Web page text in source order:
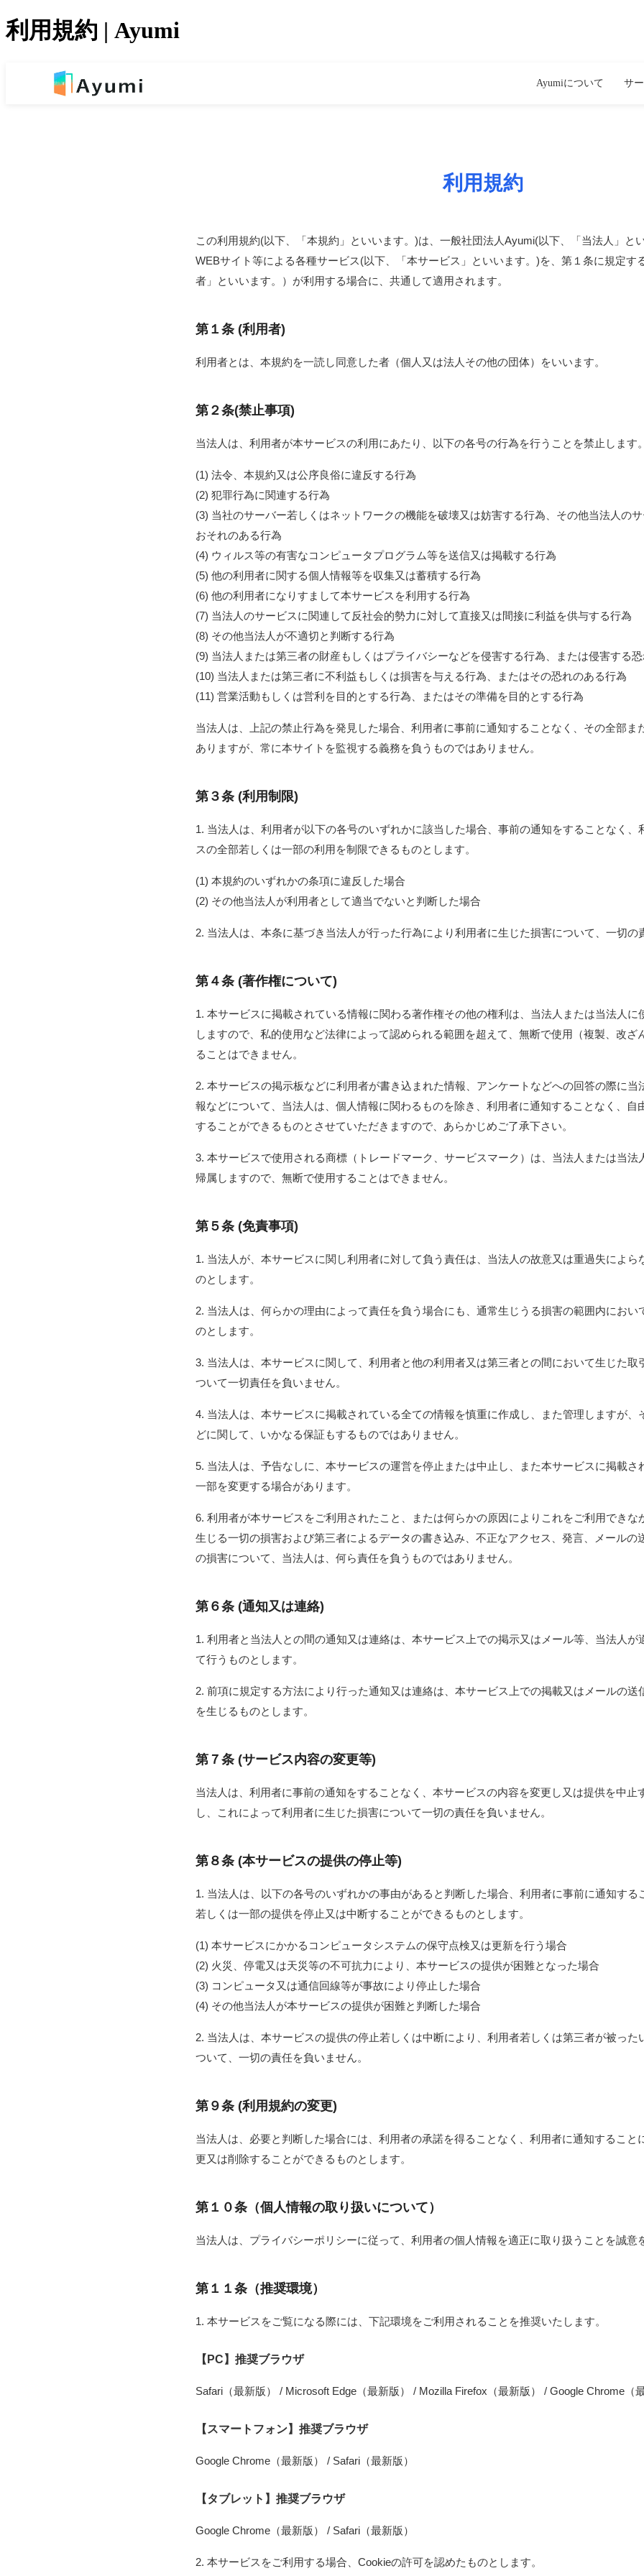
利用規約 | Ayumi
Ayumiについて サ
利用規約
この利用規約(以下、「本規約」といいます。)は、一般社団法人Ayumi(以下、「当法人」と
WEBサイト等による各種サービス(以下、「本サービス」といいます。)を、第１条に規定す
者」といいます。）が利用する場合に、共通して適用されます。
第１条 (利用者)
利用者とは、本規約を一読し同意した者（個人又は法人その他の団体）をいいます。
第２条(禁止事項)
当法人は、利用者が本サービスの利用にあたり、以下の各号の行為を行うことを禁止します。
(1) 法令、本規約又は公序良俗に違反する行為
(2) 犯罪行為に関連する行為
(3) 当社のサーバー若しくはネットワークの機能を破壊又は妨害する行為、その他当法人の
おそれのある行為
(4) ウィルス等の有害なコンピュータプログラム等を送信又は掲載する行為
(5) 他の利用者に関する個人情報等を収集又は蓄積する行為
(6) 他の利用者になりすまして本サービスを利用する行為
(7) 当法人のサービスに関連して反社会的勢力に対して直接又は間接に利益を供与する行為
(8) その他当法人が不適切と判断する行為
(9) 当法人または第三者の財産もしくはプライバシーなどを侵害する行為、または侵害する
(10) 当法人または第三者に不利益もしくは損害を与える行為、またはその恐れのある行為
(11) 営業活動もしくは営利を目的とする行為、またはその準備を目的とする行為
当法人は、上記の禁止行為を発見した場合、利用者に事前に通知することなく、その全部ま
ありますが、常に本サイトを監視する義務を負うものではありません。
第３条 (利用制限)
1. 当法人は、利用者が以下の各号のいずれかに該当した場合、事前の通知をすることなく、
スの全部若しくは一部の利用を制限できるものとします。
(1) 本規約のいずれかの条項に違反した場合
(2) その他当法人が利用者として適当でないと判断した場合
2. 当法人は、本条に基づき当法人が行った行為により利用者に生じた損害について、一切の
第４条 (著作権について)
1. 本サービスに掲載されている情報に関わる著作権その他の権利は、当法人または当法人に
しますので、私的使用など法律によって認められる範囲を超えて、無断で使用（複製、改ざ
ることはできません。
2. 本サービスの掲示板などに利用者が書き込まれた情報、アンケートなどへの回答の際に当
報などについて、当法人は、個人情報に関わるものを除き、利用者に通知することなく、自
することができるものとさせていただきますので、あらかじめご了承下さい。
3. 本サービスで使用される商標（トレードマーク、サービスマーク）は、当法人または当法
帰属しますので、無断で使用することはできません。
第５条 (免責事項)
1. 当法人が、本サービスに関し利用者に対して負う責任は、当法人の故意又は重過失によら
のとします。
2. 当法人は、何らかの理由によって責任を負う場合にも、通常生じうる損害の範囲内におい
のとします。
3. 当法人は、本サービスに関して、利用者と他の利用者又は第三者との間において生じた取
ついて一切責任を負いません。
4. 当法人は、本サービスに掲載されている全ての情報を慎重に作成し、また管理しますが、
どに関して、いかなる保証もするものではありません。
5. 当法人は、予告なしに、本サービスの運営を停止または中止し、また本サービスに掲載さ
一部を変更する場合があります。
6. 利用者が本サービスをご利用されたこと、または何らかの原因によりこれをご利用できな
生じる一切の損害および第三者によるデータの書き込み、不正なアクセス、発言、メールの
の損害について、当法人は、何ら責任を負うものではありません。
第６条 (通知又は連絡)
1. 利用者と当法人との間の通知又は連絡は、本サービス上での掲示又はメール等、当法人が
て行うものとします。
2. 前項に規定する方法により行った通知又は連絡は、本サービス上での掲載又はメールの送
を生じるものとします。
第７条 (サービス内容の変更等)
当法人は、利用者に事前の通知をすることなく、本サービスの内容を変更し又は提供を中止
し、これによって利用者に生じた損害について一切の責任を負いません。
第８条 (本サービスの提供の停止等)
1. 当法人は、以下の各号のいずれかの事由があると判断した場合、利用者に事前に通知する
若しくは一部の提供を停止又は中断することができるものとします。
(1) 本サービスにかかるコンピュータシステムの保守点検又は更新を行う場合
(2) 火災、停電又は天災等の不可抗力により、本サービスの提供が困難となった場合
(3) コンピュータ又は通信回線等が事故により停止した場合
(4) その他当法人が本サービスの提供が困難と判断した場合
2. 当法人は、本サービスの提供の停止若しくは中断により、利用者若しくは第三者が被った
ついて、一切の責任を負いません。
第９条 (利用規約の変更)
当法人は、必要と判断した場合には、利用者の承諾を得ることなく、利用者に通知すること
更又は削除することができるものとします。
第１０条（個人情報の取り扱いについて）
当法人は、プライバシーポリシーに従って、利用者の個人情報を適正に取り扱うことを誠意
第１１条（推奨環境）
1. 本サービスをご覧になる際には、下記環境をご利用されることを推奨いたします。
【PC】推奨ブラウザ
Safari（最新版） / Microsoft Edge（最新版） / Mozilla Firefox（最新版） / Google Chrome（最
【スマートフォン】推奨ブラウザ
Google Chrome（最新版） / Safari（最新版）
【タブレット】推奨ブラウザ
Google Chrome（最新版） / Safari（最新版）
2. 本サービスをご利用する場合、Cookieの許可を認めたものとします。